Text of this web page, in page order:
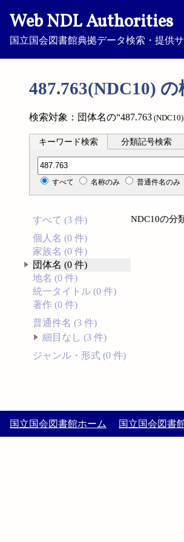
Web NDL Authorities
国立国会図書館典拠データ検索・提供
487.763(NDC10)
検索対象：団体名の“487.763 (NDC10)
キーワード検索 分類記号検索
分類記号検索
すべて 名称のみ 普通件名のみ
すべて (3 件)
個人名 (0 件)
家族名 (0 件)
団体名 (0 件)
地名 (0 件)
統一タイトル (0 件)
著作 (0 件)
普通件名 (3 件)
細目なし (3 件)
ジャンル・形式 (0 件)
NDC10の分
国立国会図書館ホーム 国立国会図書